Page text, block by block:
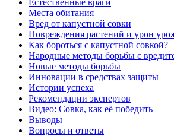
Места обитания
Вред от капустной совки
Повреждения растений и урон
Как бороться с капустной совкой?
Народные методы борьбы с
Новые методы борьбы
Инновации в средствах защиты
Истории успеха
Рекомендации экспертов
Видео: Совка, как её победить
Выводы
Вопросы и ответы